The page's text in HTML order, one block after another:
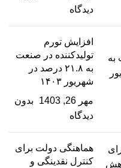
دیدگاه
افزایش تورم
تولیدکننده در صنعت
به ۲۱.۸ درصد در
شهریور ۱۴۰۳
مهر 26, 1403
بدون
دیدگاه
هماهنگی دولت برای
کنترل نقدینگی و